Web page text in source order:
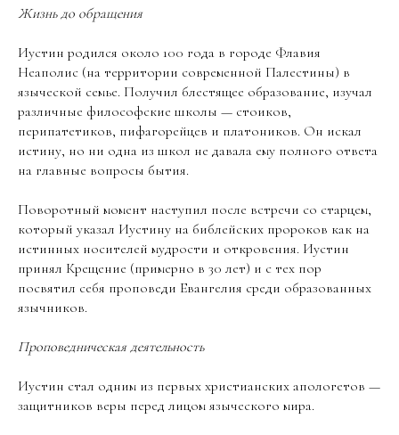
Жизнь до обращения
Иустин родился около 100 года в городе Флавия
Неаполис (на территории современной Палестины) в
языческой семье. Получил блестящее образование, изучал
различные философские школы — стоиков,
перипатетиков, пифагорейцев и платоников. Он искал
истину, но ни одна из школ не давала ему полного ответа
на главные вопросы бытия.
Поворотный момент наступил после встречи со старцем,
который указал Иустину на библейских пророков как на
истинных носителей мудрости и откровения. Иустин
принял Крещение (примерно в 30 лет) и с тех пор
посвятил себя проповеди Евангелия среди образованных
язычников.
Проповедническая деятельность
Иустин стал одним из первых христианских апологетов —
защитников веры перед лицом языческого мира.